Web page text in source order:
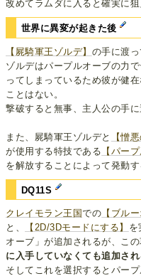
改めてラムダに入ると確実に狙
世界に異変が起きた後
【屍騎軍王ゾルデ】 の手に渡
ゾルデはパープルオーブの力
ってしまっているため彼が健
ことはない。
撃破すると無事、主人公の手に
また、屍騎軍王ゾルデと 【憎
が使用する特技である 【パー
を解放することによって発動す
DQ11S
クレイモラン王国での 【ブル
と、
【2D/3Dモードにする】 を
オーブ」が追加されるが、この
に入手していなくても追加され
そしてこれを選択するとパー